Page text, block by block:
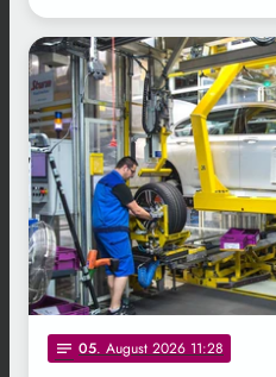
notes 05. August 2026 11:28